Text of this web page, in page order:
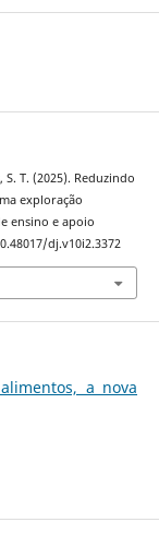
S. T. (2025). Reduzindo
exploração
ensino e apoio
dj.v10i2.3372
a nova